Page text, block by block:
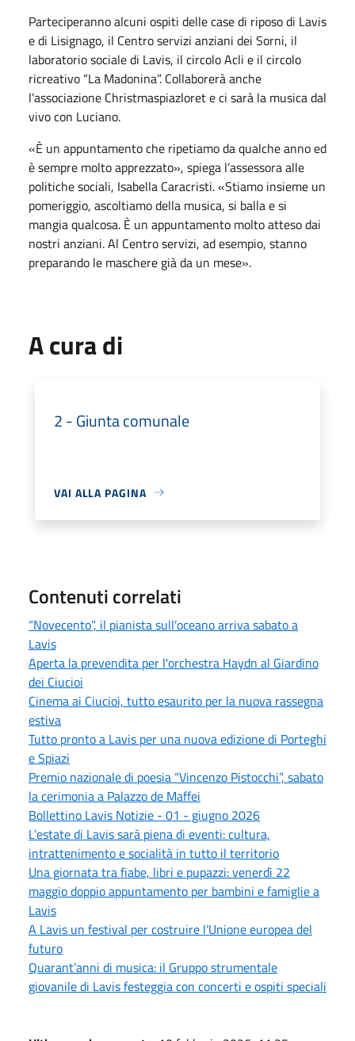
Parteciperanno alcuni ospiti delle case di riposo di Lavis
e di Lisignago, il Centro servizi anziani dei Sorni, il
laboratorio sociale di Lavis, il circolo Acli e il circolo
ricreativo “La Madonina”. Collaborerà anche
l’associazione Christmaspiazloret e ci sarà la musica dal
vivo con Luciano.
«È un appuntamento che ripetiamo da qualche anno ed
è sempre molto apprezzato», spiega l’assessora alle
politiche sociali, Isabella Caracristi. «Stiamo insieme un
pomeriggio, ascoltiamo della musica, si balla e si
mangia qualcosa. È un appuntamento molto atteso dai
nostri anziani. Al Centro servizi, ad esempio, stanno
preparando le maschere già da un mese».
A cura di
2 - Giunta comunale
VAI ALLA PAGINA
Contenuti correlati
“Novecento”, il pianista sull’oceano arriva sabato a
Lavis
Aperta la prevendita per l'orchestra Haydn al Giardino
dei Ciucioi
Cinema ai Ciucioi, tutto esaurito per la nuova rassegna
estiva
Tutto pronto a Lavis per una nuova edizione di Porteghi
e Spiazi
Premio nazionale di poesia “Vincenzo Pistocchi”, sabato
la cerimonia a Palazzo de Maffei
Bollettino Lavis Notizie - 01 - giugno 2026
L’estate di Lavis sarà piena di eventi: cultura,
intrattenimento e socialità in tutto il territorio
Una giornata tra fiabe, libri e pupazzi: venerdì 22
maggio doppio appuntamento per bambini e famiglie a
Lavis
A Lavis un festival per costruire l’Unione europea del
futuro
Quarant’anni di musica: il Gruppo strumentale
giovanile di Lavis festeggia con concerti e ospiti speciali